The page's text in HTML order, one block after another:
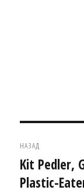
записів
НАЗАД
Попередній
запис:
Kit Pedler,
Plastic-